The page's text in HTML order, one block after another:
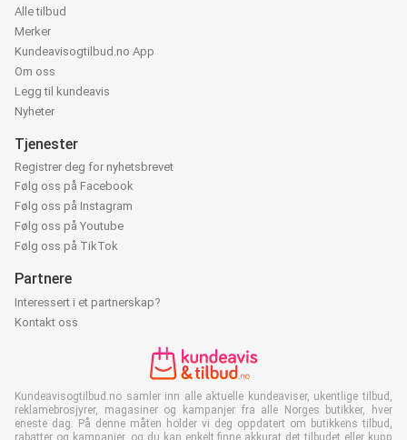
Alle tilbud
Merker
Kundeavisogtilbud.no App
Om oss
Legg til kundeavis
Nyheter
Tjenester
Registrer deg for nyhetsbrevet
Følg oss på Facebook
Følg oss på Instagram
Følg oss på Youtube
Følg oss på TikTok
Partnere
Interessert i et partnerskap?
Kontakt oss
Kundeavisogtilbud.no samler inn alle aktuelle kundeaviser, ukentlige tilbud,
reklamebrosjyrer, magasiner og kampanjer fra alle Norges butikker, hver
eneste dag. På denne måten holder vi deg oppdatert om butikkens tilbud,
rabatter og kampanjer, og du kan enkelt finne akkurat det tilbudet eller kupp